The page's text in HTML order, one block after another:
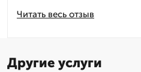
Читать весь отзыв
Другие услуги